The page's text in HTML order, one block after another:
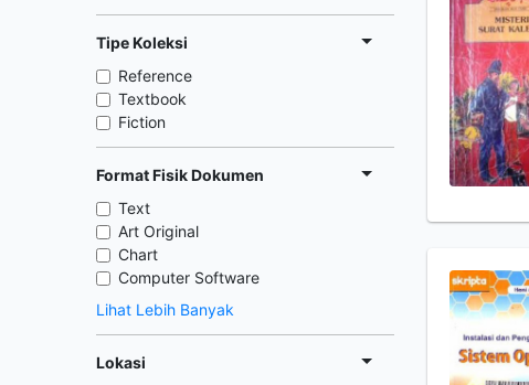
Tipe Koleksi
Reference
Textbook
Fiction
Format Fisik Dokumen
Text
Art Original
Chart
Computer Software
Lihat Lebih Banyak
Lokasi